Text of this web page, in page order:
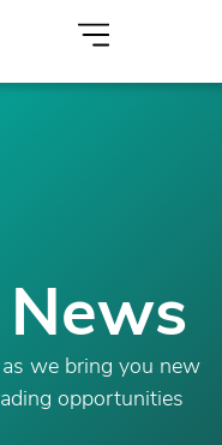
we bring you new
opportunities